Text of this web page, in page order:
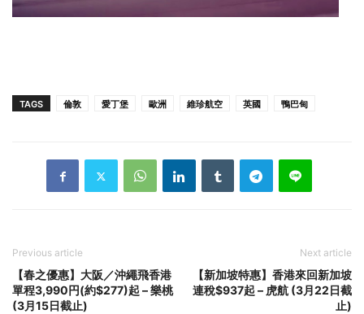
TAGS 倫敦 愛丁堡 歐洲 維珍航空 英國 鴨巴甸
Previous article
【春之優惠】大阪／沖繩飛香港
單程3,990円(約$277)起 – 樂桃
(3月15日截止)
Next article
【新加坡特惠】香港來回新加坡
連稅$937起 – 虎航 (3月22日截
止)